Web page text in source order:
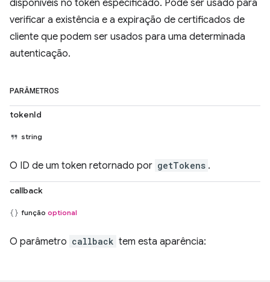
disponíveis no token especificado. Pode ser usado para
verificar a existência e a expiração de certificados de
cliente que podem ser usados para uma determinada
autenticação.
PARÂMETROS
tokenId
string
O ID de um token retornado por getTokens .
callback
função optional
O parâmetro callback tem esta aparência: